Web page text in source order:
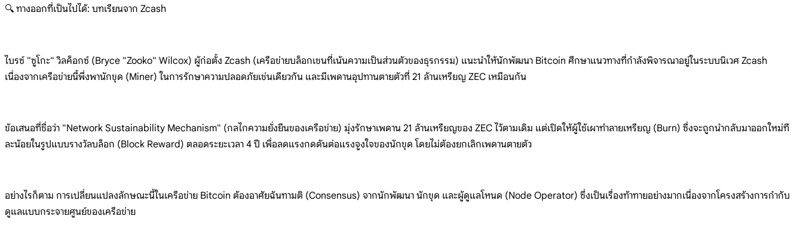
🔍 ทางออกที่เป็นไปได้: บทเรียนจาก Zcash
ไบรซ์ "ซูโกะ" วิลค็อกซ์ (Bryce "Zooko" Wilcox) ผู้ก่อตั้ง Zcash (เครือข่ายบล็อกเชนที่เน้นความเป็นส่วนตัวของธุรกรรม) แนะนำให้นักพัฒนา Bitcoin ศึกษาแนวทางที่กำลังพิจารณาอยู่ในระบบนิเวศ Zcash
เนื่องจากเครือข่ายนี้พึ่งพานักขุด (Miner) ในการรักษาความปลอดภัยเช่นเดียวกัน และมีเพดานอุปทานตายตัวที่ 21 ล้านเหรียญ ZEC เหมือนกัน
ข้อเสนอที่ชื่อว่า "Network Sustainability Mechanism" (กลไกความยั่งยืนของเครือข่าย) มุ่งรักษาเพดาน 21 ล้านเหรียญของ ZEC ไว้ตามเดิม แต่เปิดให้ผู้ใช้เผาทำลายเหรียญ (Burn) ซึ่งจะถูกนำกลับมาออกใหม่ที
ละน้อยในรูปแบบรางวัลบล็อก (Block Reward) ตลอดระยะเวลา 4 ปี เพื่อลดแรงกดดันต่อแรงจูงใจของนักขุด โดยไม่ต้องยกเลิกเพดานตายตัว
อย่างไรก็ตาม การเปลี่ยนแปลงลักษณะนี้ในเครือข่าย Bitcoin ต้องอาศัยฉันทามติ (Consensus) จากนักพัฒนา นักขุด และผู้ดูแลโหนด (Node Operator) ซึ่งเป็นเรื่องท้าทายอย่างมากเนื่องจากโครงสร้างการกำกับ
ดูแลแบบกระจายศูนย์ของเครือข่าย